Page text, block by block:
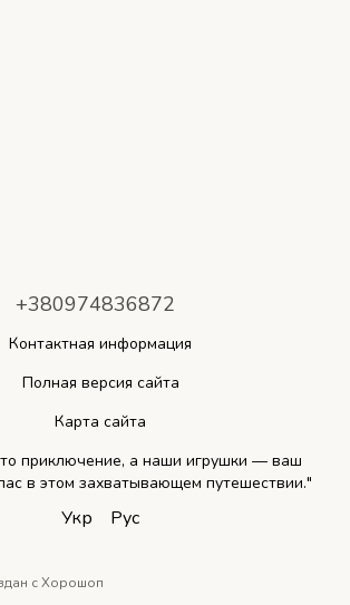
+380974836872
Контактная информация
Полная версия сайта
Карта сайта
приключение, а наши игрушки — ваш
в этом захватывающем путешествии."
Укр Рус
с Хорошоп